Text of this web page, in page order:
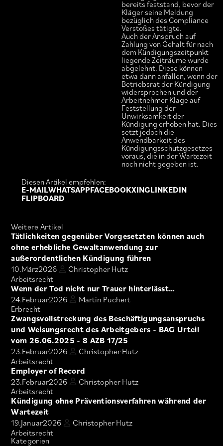
bereits feststand, bevor der
Kläger seine Meldung
bezüglich des Compliance
Verstoßes tätigte.
Auch der Anspruch auf
Zahlung von Gehalt für nach
dem Kündigungszeitpunkt
liegende Zeiträume wurde
abgelehnt. Diese können
etwa dann anfallen, wenn der
Betriebsrat der Kündigung
widersprochen und der
Arbeitnehmer Klage auf
Feststellung der
Unwirksamkeit der
Kündigung erhoben hat. Dies
setzt jedoch die
Anwendbarkeit des
Kündigungsschutzgesetzes
voraus, die in der Wartezeit
noch nicht gegeben ist.
Diesen Artikel empfehlen:
E-MAILWHATSAPPFACEBOOKXINGLINKEDIN
FLIPBOARD
Weitere Artikel
Tätlichkeiten gegenüber Vorgesetzten können auch
ohne erhebliche Gewaltanwendung zur
außerordentlichen Kündigung führen
10.März2026 Christopher Hutz
Arbeitsrecht
Wenn der Tod nicht nur Trauer hinterlässt…
24.Februar2026 Martin Puchert
Erbrecht
Zwangsvollstreckung des Beschäftigungsanspruchs
und Weisungsrecht des Arbeitgebers - BAG Urteil
vom 26.06.2025 - 8 AZB 17/25
23.Februar2026 Christopher Hutz
Arbeitsrecht
Employer of Record
23.Februar2026 Christopher Hutz
Arbeitsrecht
Kündigung ohne Präventionsverfahren während der
Wartezeit
19.Januar2026 Christopher Hutz
Arbeitsrecht
Kategorien